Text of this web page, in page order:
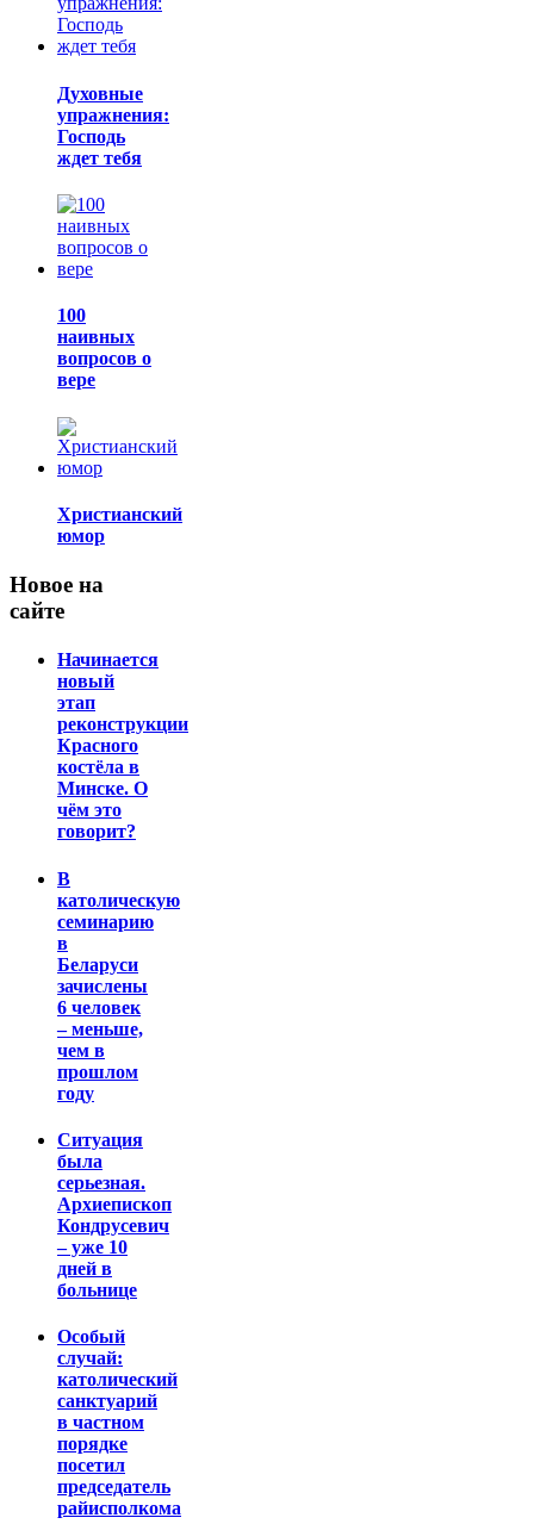
Духовные
упражнения:
Господь
ждет тебя
100
наивных
вопросов о
вере
Христианский
юмор
Новое на
сайте
Начинается
новый
этап
реконструкции
Красного
костёла в
Минске. О
чём это
говорит?
В
католическую
семинарию
в
Беларуси
зачислены
6 человек
– меньше,
чем в
прошлом
году
Ситуация
была
серьезная.
Архиепископ
Кондрусевич
– уже 10
дней в
больнице
Особый
случай:
католический
санктуарий
в частном
порядке
посетил
председатель
райисполкома